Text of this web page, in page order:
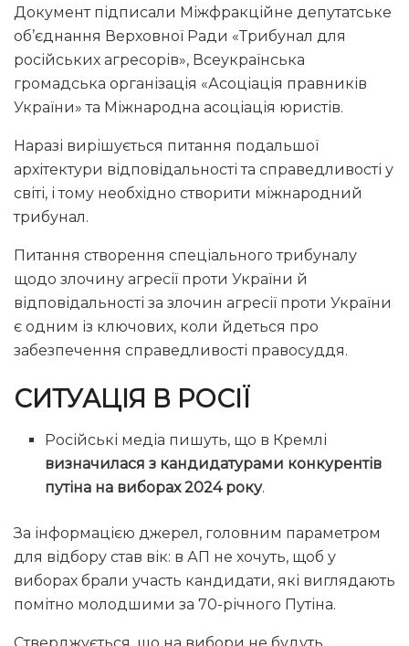
Документ підписали Міжфракційне депутатське
об’єднання Верховної Ради «Трибунал для
російських агресорів», Всеукраїнська
громадська організація «Асоціація правників
України» та Міжнародна асоціація юристів.
Наразі вирішується питання подальшої
архітектури відповідальності та справедливості у
світі, і тому необхідно створити міжнародний
трибунал.
Питання створення спеціального трибуналу
щодо злочину агресії проти України й
відповідальності за злочин агресії проти України
є одним із ключових, коли йдеться про
забезпечення справедливості правосуддя.
СИТУАЦІЯ В РОСІЇ
Російські медіа пишуть, що в Кремлі
визначилася з кандидатурами конкурентів
путіна на виборах 2024 року.
За інформацією джерел, головним параметром
для відбору став вік: в АП не хочуть, щоб у
виборах брали участь кандидати, які виглядають
помітно молодшими за 70-річного Путіна.